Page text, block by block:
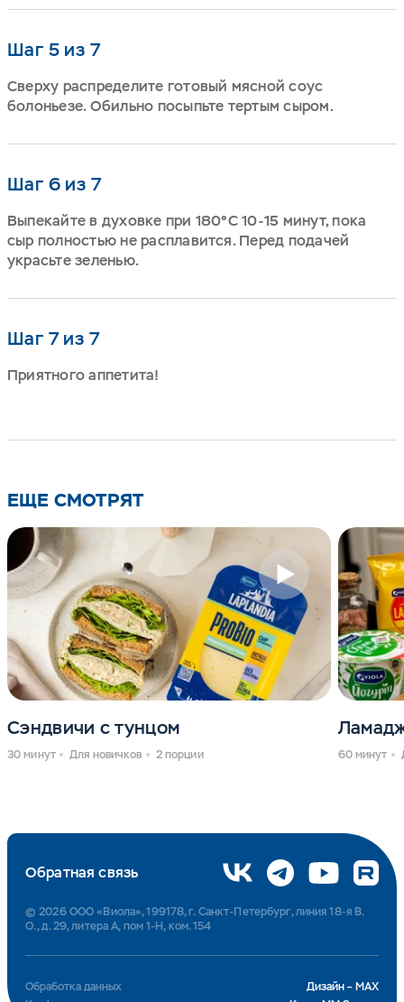
Шаг 5 из 7
Сверху распределите готовый мясной соус
болоньезе. Обильно посыпьте тертым сыром.
Шаг 6 из 7
Выпекайте в духовке при 180°С 10-15 минут, пока
сыр полностью не расплавится. Перед подачей
украсьте зеленью.
Шаг 7 из 7
Приятного аппетита!
ЕЩЕ СМОТРЯТ
Сэндвичи с тунцом
30 минут Для новичков 2 порции 60 минут
Дизайн – MAX
Обработка данных
Обратная связь
© 2026 ООО «Виола», 199178, г. Санкт-Петербург, линия 18-я В.
О., д. 29, литера А, пом 1-Н, ком. 154